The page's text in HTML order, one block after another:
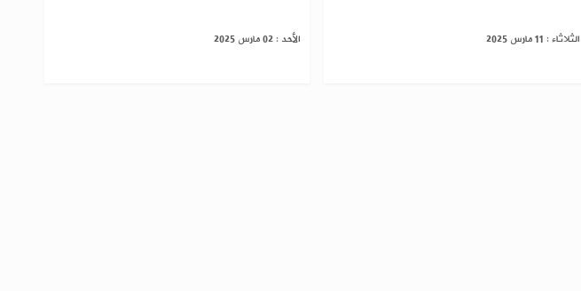
الثلاثاء : 11 مارس 2025 الأحد : 02 مارس 2025